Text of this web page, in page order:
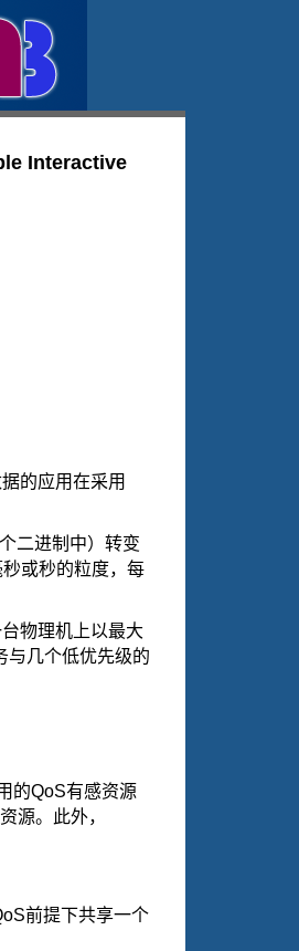
Interactive
的应用在采用
二进制中）转变
或秒的粒度，每
物理机上以最大
与几个低优先级的
的QoS有感资源
源。此外，
前提下共享一个